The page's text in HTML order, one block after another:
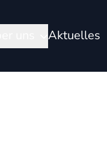
Aktuelles